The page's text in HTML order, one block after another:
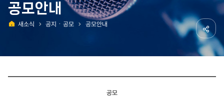
공모안내
새소식 공지ㆍ공모 공모안내
공유
공모